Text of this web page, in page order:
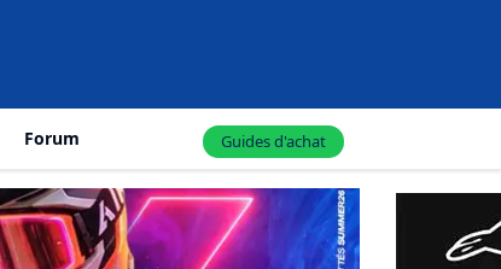
Forum Guides d'achat